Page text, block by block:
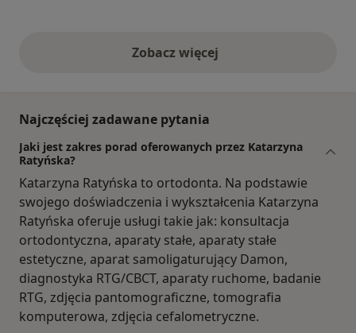
Zobacz więcejopinie powyżej
Najczęściej zadawane pytania
Jaki jest zakres porad oferowanych przez Katarzyna
Ratyńska?
Katarzyna Ratyńska to ortodonta. Na podstawie
swojego doświadczenia i wykształcenia Katarzyna
Ratyńska oferuje usługi takie jak: konsultacja
ortodontyczna, aparaty stałe, aparaty stałe
estetyczne, aparat samoligaturujący Damon,
diagnostyka RTG/CBCT, aparaty ruchome, badanie
RTG, zdjęcia pantomograficzne, tomografia
komputerowa, zdjęcia cefalometryczne.